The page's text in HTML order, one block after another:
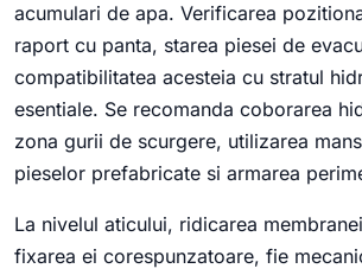
acumulari de apa. Verificarea
raport cu panta, starea piesei de
compatibilitatea acesteia cu stratul
esentiale. Se recomanda coborarea
zona gurii de scurgere, utilizarea
pieselor prefabricate si armarea
La nivelul aticului, ridicarea
fixarea ei corespunzatoare, fie